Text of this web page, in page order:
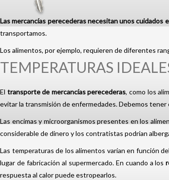
Las mercancías perecederas necesitan unos cuidados
transportamos.
Los alimentos, por ejemplo, requieren de diferentes
TEMPERATURAS
El transporte de mercancías perecederas, como los
evitar la transmisión de enfermedades. Debemos
Las encimas y microorganismos presentes en los
considerable de dinero y los contratistas podrían
Las temperaturas de los alimentos varían en función
lugar de fabricación al supermercado. En cuando a los
respuesta al calor puede estropearlos.